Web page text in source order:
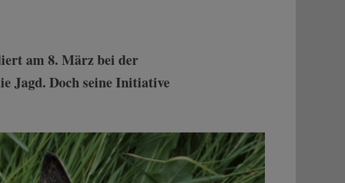
am 8. März bei der
Jagd. Doch seine Initiative